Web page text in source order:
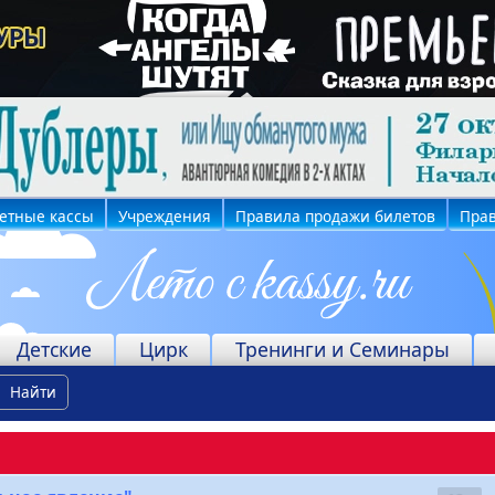
кассы Учреждения Правила продажи билетов
Детские Цирк Тренинги и Семинары
Найти